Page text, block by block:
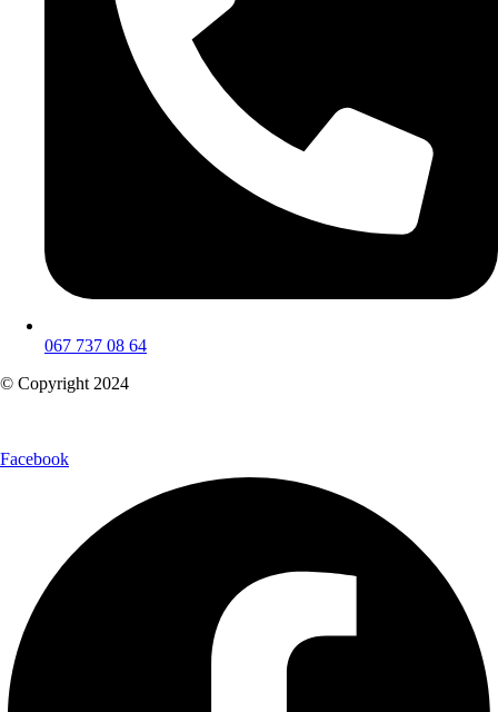
067 737 08 64
© Copyright 2024
Facebook